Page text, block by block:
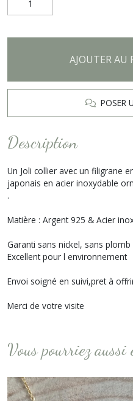
AJOUTER AU
POSER
Description
Un Joli collier avec un filigrane
japonais en acier inoxydable
.
Matière : Argent 925 & Acier
Garanti sans nickel, sans
Excellent pour l environnement
Envoi soigné en suivi,pret à
Merci de votre visite
Vous pourriez